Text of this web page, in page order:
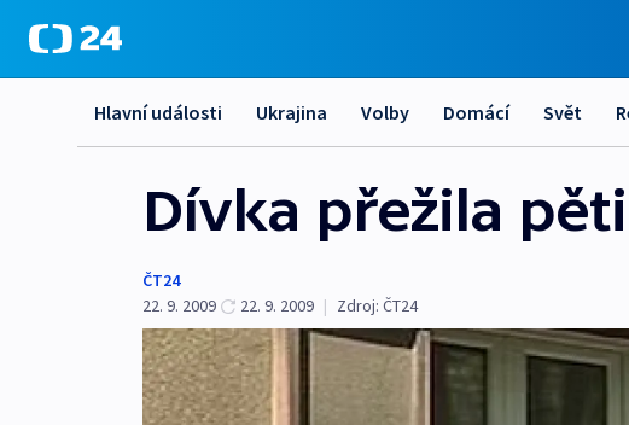
Hlavní události Ukrajina Volby Domácí Svět
Dívka přežila
ČT24
22. 9. 2009
22. 9. 2009 | Zdroj: ČT24